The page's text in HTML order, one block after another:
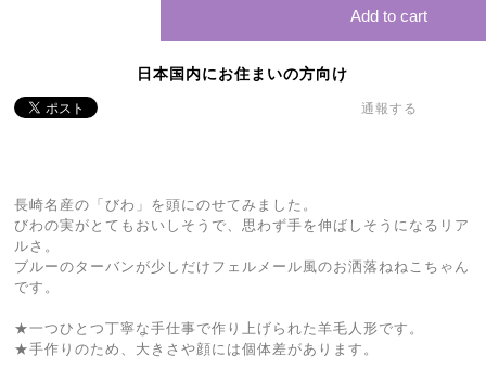
Add to cart
日本国内にお住まいの方向け
通報する
長崎名産の「びわ」を頭にのせてみました。
びわの実がとてもおいしそうで、思わず手を伸ばしそうになるリア
ルさ。
ブルーのターバンが少しだけフェルメール風のお洒落ねねこちゃん
です。
★一つひとつ丁寧な手仕事で作り上げられた羊毛人形です。
★手作りのため、大きさや顔には個体差があります。